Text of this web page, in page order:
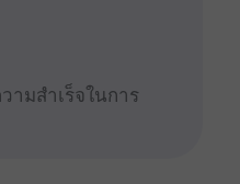
ามสำเร็จในการ